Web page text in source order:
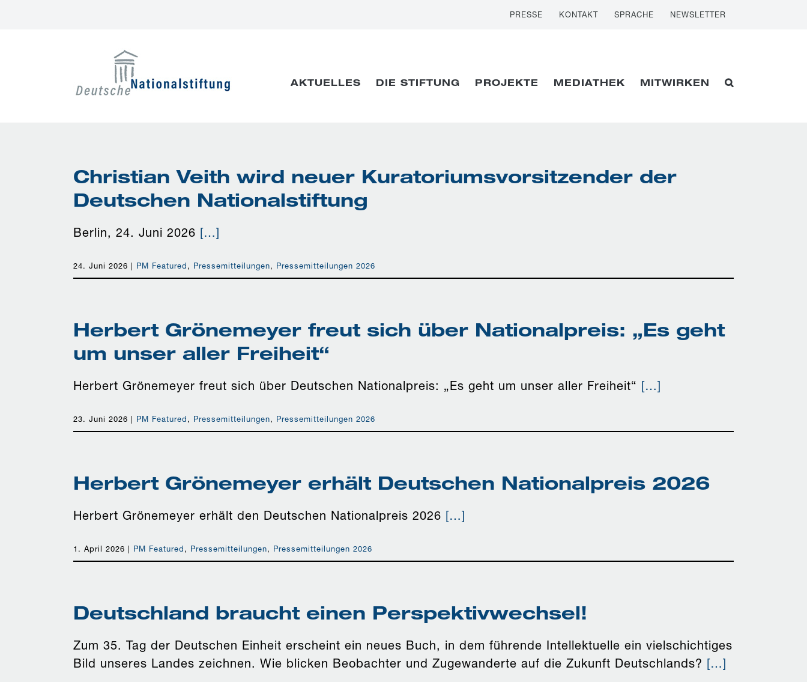
PRESSE KONTAKT SPRACHE NEWSLETTER
AKTUELLES DIE STIFTUNG PROJEKTE MEDIATHEK MITWIRKEN
Christian Veith wird neuer Kuratoriumsvorsitzender der
Deutschen Nationalstiftung
Berlin, 24. Juni 2026 […]
24. Juni 2026 | PM Featured, Pressemitteilungen, Pressemitteilungen 2026
Herbert Grönemeyer freut sich über Nationalpreis: „Es geht
um unser aller Freiheit“
Herbert Grönemeyer freut sich über Deutschen Nationalpreis: „Es geht um unser aller Freiheit“ […]
23. Juni 2026 | PM Featured, Pressemitteilungen, Pressemitteilungen 2026
Herbert Grönemeyer erhält Deutschen Nationalpreis 2026
Herbert Grönemeyer erhält den Deutschen Nationalpreis 2026 […]
1. April 2026 | PM Featured, Pressemitteilungen, Pressemitteilungen 2026
Deutschland braucht einen Perspektivwechsel!
Zum 35. Tag der Deutschen Einheit erscheint ein neues Buch, in dem führende Intellektuelle ein vielschichtiges
Bild unseres Landes zeichnen. Wie blicken Beobachter und Zugewanderte auf die Zukunft Deutschlands? […]